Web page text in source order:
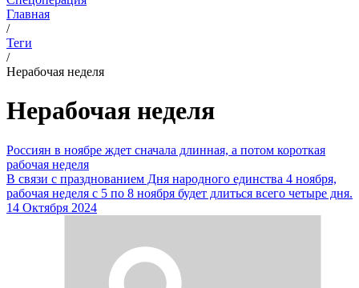
Главная
/
Теги
/
Нерабочая неделя
Нерабочая неделя
Россиян в ноябре ждет сначала длинная, а потом короткая
рабочая неделя
В связи с празднованием Дня народного единства 4 ноября,
рабочая неделя с 5 по 8 ноября будет длиться всего четыре дня.
14 Октября 2024